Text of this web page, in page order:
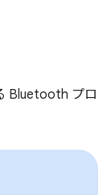
Bluetooth プロ